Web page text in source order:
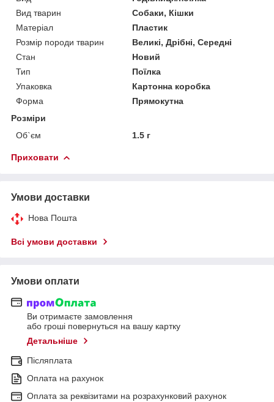
Вид тварин
Собаки, Кішки
Матеріал
Пластик
Розмір породи тварин
Великі, Дрібні, Середні
Стан
Новий
Тип
Поїлка
Упаковка
Картонна коробка
Форма
Прямокутна
Розміри
Об`єм
1.5 г
Приховати
Умови доставки
Нова Пошта
Всі умови доставки
Умови оплати
Ви отримаєте замовлення
або гроші повернуться на вашу картку
Детальніше
Післяплата
Оплата на рахунок
Оплата за реквізитами на розрахунковий рахунок